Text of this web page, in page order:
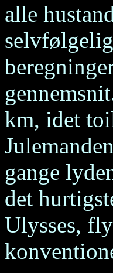
alle
km, idet
gange
det
Ulysses,